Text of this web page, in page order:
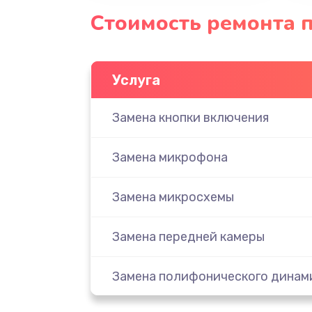
Стоимость ремонта
Услуга
Замена кнопки включения
Замена микрофона
Замена микросхемы
Замена передней камеры
Замена полифонического